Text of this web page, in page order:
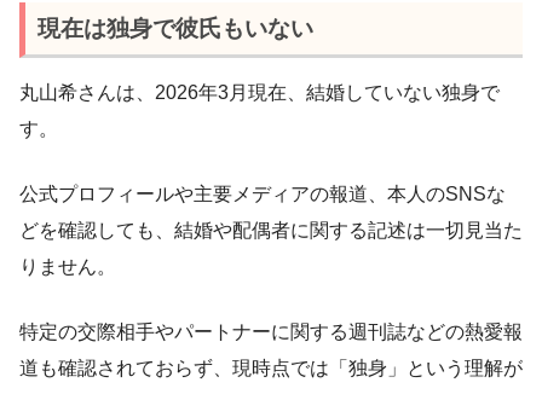
現在は独身で彼氏もいない
丸山希さんは、2026年3月現在、結婚していない独身で
す。
公式プロフィールや主要メディアの報道、本人のSNSな
どを確認しても、結婚や配偶者に関する記述は一切見当た
りません。
特定の交際相手やパートナーに関する週刊誌などの熱愛報
道も確認されておらず、現時点では「独身」という理解が